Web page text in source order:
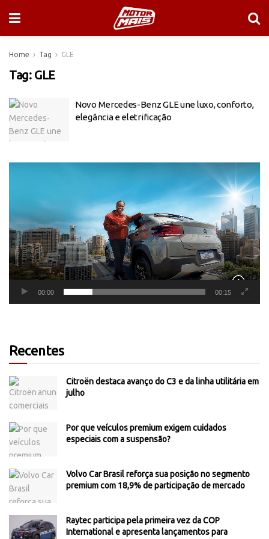
Home Tag GLE
Tag: GLE
Novo Mercedes-Benz GLE une luxo, conforto,
elegância e eletrificação
00:00 00:15
Recentes
Citroën destaca avanço do C3 e da linha utilitária em
julho
Por que veículos premium exigem cuidados
especiais com a suspensão?
Volvo Car Brasil reforça sua posição no segmento
premium com 18,9% de participação de mercado
Raytec participa pela primeira vez da COP
International e apresenta lançamentos para